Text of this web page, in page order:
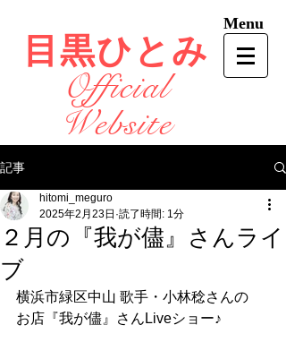
Menu
目黒ひとみ
Official
Website
記事
２月の『我が儘』さんライ
ブ
hitomi_meguro
2025年2月23日 読了時間: 1分
横浜市緑区中山 歌手・小林稔さんの
お店『我が儘』さんLiveショー♪